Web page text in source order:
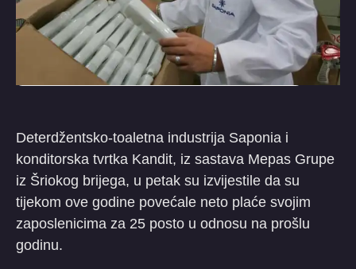
Deterdžentsko-toaletna industrija Saponia i
konditorska tvrtka Kandit, iz sastava Mepas Grupe
iz Šriokog brijega, u petak su izvijestile da su
tijekom ove godine povećale neto plaće svojim
zaposlenicima za 25 posto u odnosu na prošlu
godinu.